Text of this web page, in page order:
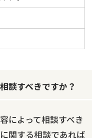
談すべきですか？
によって相談すべき
関する相談であれば